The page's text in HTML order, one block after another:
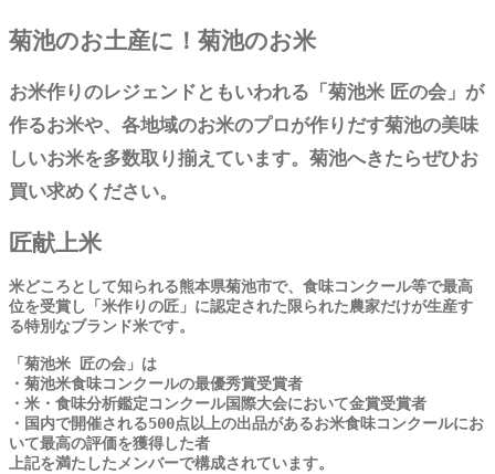
菊池のお土産に！菊池のお米
お米作りのレジェンドともいわれる「菊池米 匠の会」が
作るお米や、各地域のお米のプロが作りだす菊池の美味
しいお米を多数取り揃えています。菊池へきたらぜひお
買い求めください。
匠献上米
米どころとして知られる熊本県菊池市で、食味コンクール等で最高
位を受賞し「米作りの匠」に認定された限られた農家だけが生産す
る特別なブランド米です。
「菊池米 匠の会」は
・菊池米食味コンクールの最優秀賞受賞者
・米・食味分析鑑定コンクール国際大会において金賞受賞者
・国内で開催される500点以上の出品があるお米食味コンクールにお
いて最高の評価を獲得した者
上記を満たしたメンバーで構成されています。